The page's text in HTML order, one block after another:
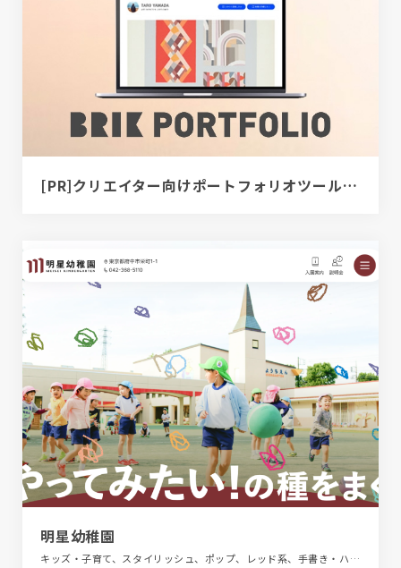
[PR]クリエイター向けポートフォリオツール｜BRIK PORTFOLIO
明星幼稚園
キッズ・子育て、スタイリッシュ、ポップ、レッド系、手書き・ハンドメイド、教育・学校、施設・店舗サイト